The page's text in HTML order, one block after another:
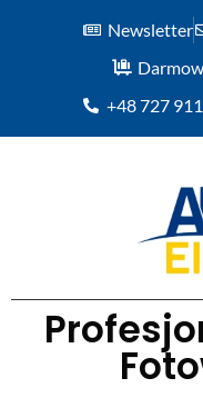
Newsletter
+48 727